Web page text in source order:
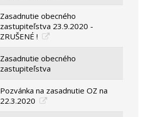
Zasadnutie obecného
zastupiteľstva 23.9.2020 -
ZRUŠENÉ !
Zasadnutie obecného
zastupiteľstva
Pozvánka na zasadnutie OZ na
22.3.2020